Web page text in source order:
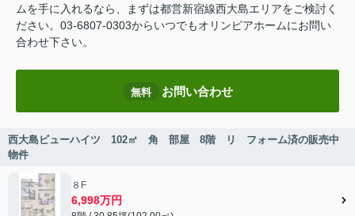
ムを手に入れるなら、まずは都営新宿線西大島エリアをご検討く
ださい。03-6807-0303からいつでもオリンピアホームにお問い
合わせ下さい。
無料 お問い合わせ
西大島ビューハイツ 102㎡ 角 部屋 8階 リ フォーム済の販売中
物件
８F
6,998万円